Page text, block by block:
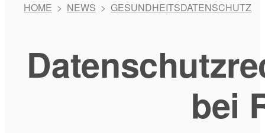
HOME > NEWS > GESUNDHEITSDATENSCHUTZ
bei